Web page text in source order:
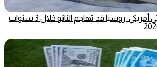
أمريكي: روسيا قد تهاجم الناتو خلال 3 سنوات